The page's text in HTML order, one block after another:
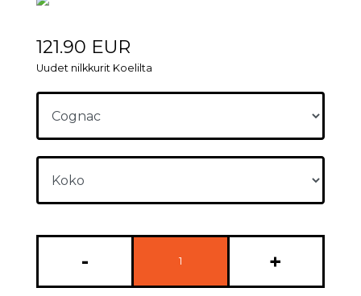
121.90 EUR
Uudet nilkkurit Koelilta
- +